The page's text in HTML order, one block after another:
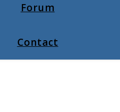
Forum
Contact